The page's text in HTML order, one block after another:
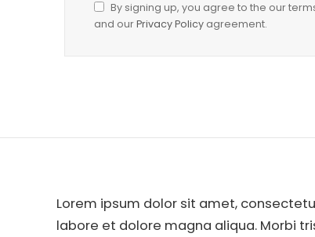
By signing up, you agree to the our
and ourPrivacy Policyagreement.
Lorem ipsum dolor sit amet,
labore et dolore magna aliqua. Morbi